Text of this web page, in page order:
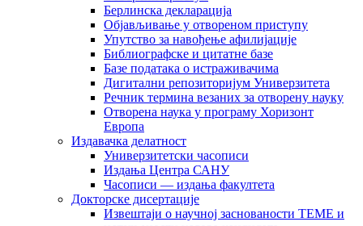
Берлинска декларација
Објављивање у отвореном приступу
Упутство за навођење афилијације
Библиографске и цитатне базе
Базе података о истраживачима
Дигитални репозиторијум Универзитета
Рeчник термина везаних за отворену науку
Отворена наука у програму Хоризонт
Европа
Издавачка делатност
Универзитетски часописи
Издања Центра САНУ
Часописи — издања факултета
Докторске дисертације
Извештаји о научној заснованости ТЕМЕ и